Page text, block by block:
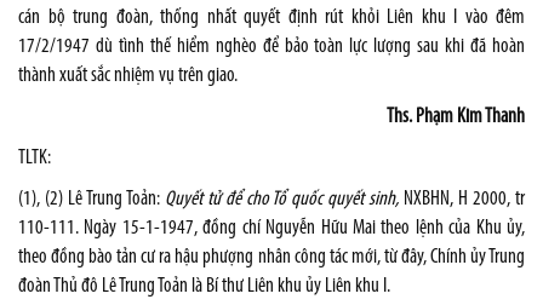
cán bộ trung đoàn, thống nhất quyết định rút khỏi Liên khu I vào đêm
17/2/1947 dù tình thế hiểm nghèo để bảo toàn lực lượng sau khi đã hoàn
thành xuất sắc nhiệm vụ trên giao.
Ths. Phạm Kim Thanh
TLTK:
(1), (2) Lê Trung Toản: Quyết tử để cho Tổ quốc quyết sinh, NXBHN, H 2000, tr
110-111. Ngày 15-1-1947, đồng chí Nguyễn Hữu Mai theo lệnh của Khu ủy,
theo đồng bào tản cư ra hậu phượng nhân công tác mới, từ đây, Chính ủy Trung
đoàn Thủ đô Lê Trung Toản là Bí thư Liên khu ủy Liên khu I.